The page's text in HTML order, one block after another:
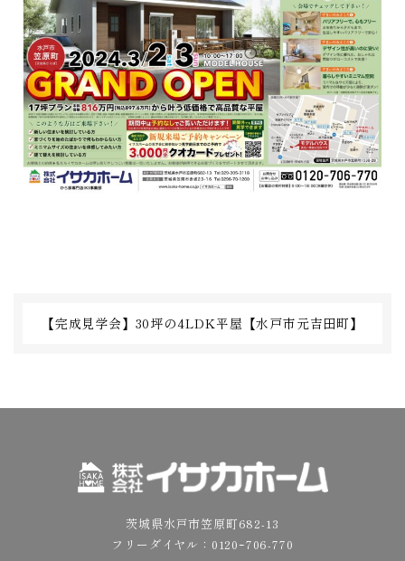
【完成見学会】30坪の4LDK平屋【水戸市元吉田町】
茨城県水戸市笠原町682-13
フリーダイヤル： 0120ｰ706-770